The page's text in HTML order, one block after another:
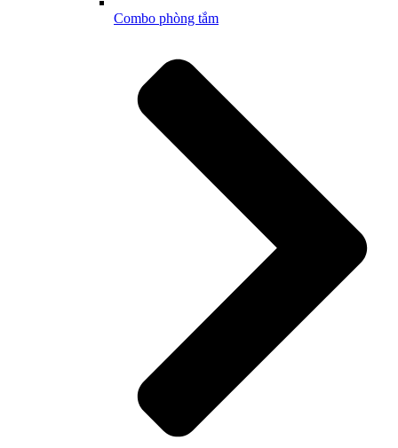
Combo phòng tắm